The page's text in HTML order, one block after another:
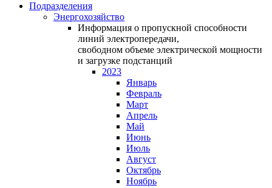
Подразделения
Энергохозяйство
Информация о пропускной способности
линий электропередачи,
свободном объеме электрической мощности
и загрузке подстанций
2023
Январь
Февраль
Март
Апрель
Май
Июнь
Июль
Август
Октябрь
Ноябрь